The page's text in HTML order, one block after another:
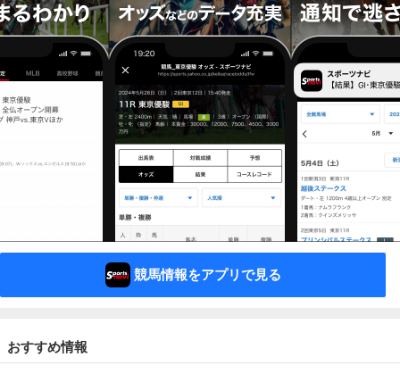
競馬情報をアプリで見る
おすすめ情報